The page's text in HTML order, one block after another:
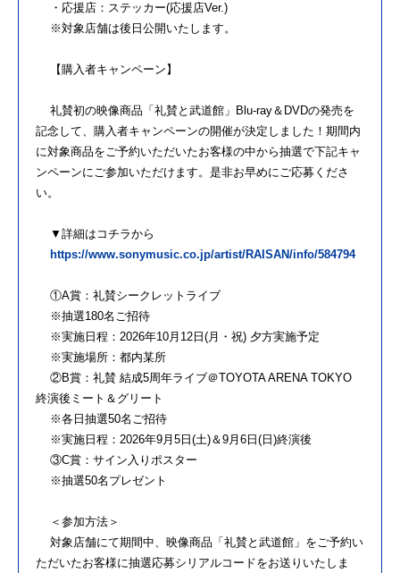
・応援店：ステッカー(応援店Ver.)
※対象店舗は後日公開いたします。
【購入者キャンペーン】
礼賛初の映像商品「礼賛と武道館」Blu-ray＆DVDの発売を
記念して、購入者キャンペーンの開催が決定しました！期間内
に対象商品をご予約いただいたお客様の中から抽選で下記キャ
ンペーンにご参加いただけます。是非お早めにご応募くださ
い。
▼詳細はコチラから
https://www.sonymusic.co.jp/artist/RAISAN/info/584794
①A賞：礼賛シークレットライブ
※抽選180名ご招待
※実施日程：2026年10月12日(月・祝) 夕方実施予定
※実施場所：都内某所
②B賞：礼賛 結成5周年ライブ＠TOYOTA ARENA TOKYO
終演後ミート＆グリート
※各日抽選50名ご招待
※実施日程：2026年9月5日(土)＆9月6日(日)終演後
③C賞：サイン入りポスター
※抽選50名プレゼント
＜参加方法＞
対象店舗にて期間中、映像商品「礼賛と武道館」をご予約い
ただいたお客様に抽選応募シリアルコードをお送りいたしま